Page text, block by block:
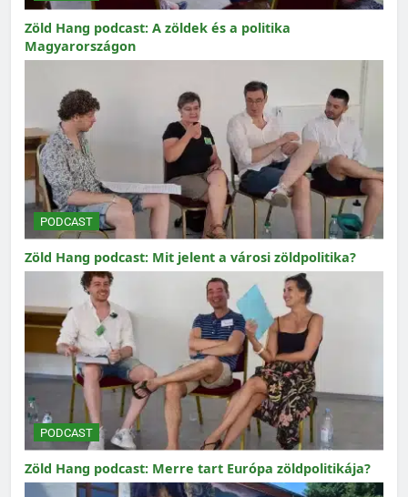
Zöld Hang podcast: A zöldek és a politika
Magyarországon
PODCAST
Zöld Hang podcast: Mit jelent a városi zöldpolitika?
PODCAST
Zöld Hang podcast: Merre tart Európa zöldpolitikája?